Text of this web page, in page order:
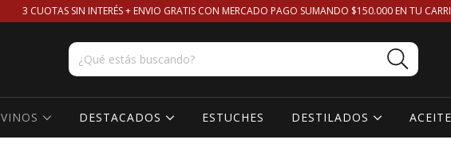
3 CUOTAS SIN INTERÉS + ENVIO GRATIS CON MERCADO PAGO SUMANDO $150.000 EN TU
VINOS DESTACADOS ESTUCHES DESTILADOS